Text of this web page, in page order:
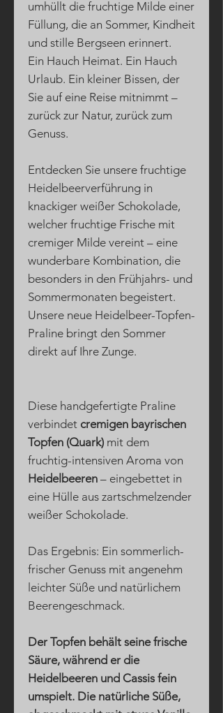
umhüllt die fruchtige Milde einer
Füllung, die an Sommer, Kindheit
und stille Bergseen erinnert.
Ein Hauch Heimat. Ein Hauch
Urlaub. Ein kleiner Bissen, der
Sie auf eine Reise mitnimmt –
zurück zur Natur, zurück zum
Genuss.
Entdecken Sie unsere fruchtige
Heidelbeerverführung in
knackiger weißer Schokolade,
welcher fruchtige Frische mit
cremiger Milde vereint – eine
wunderbare Kombination, die
besonders in den Frühjahrs- und
Sommermonaten begeistert.
Unsere neue Heidelbeer-Topfen-
Praline bringt den Sommer
direkt auf Ihre Zunge.
Diese handgefertigte Praline
verbindet cremigen bayrischen
Topfen (Quark) mit dem
fruchtig-intensiven Aroma von
Heidelbeeren – eingebettet in
eine Hülle aus zartschmelzender
weißer Schokolade.
Das Ergebnis: Ein sommerlich-
frischer Genuss mit angenehm
leichter Süße und natürlichem
Beerengeschmack.
Der Topfen behält seine frische
Säure, während er die
Heidelbeeren und Cassis fein
umspielt. Die natürliche Süße,